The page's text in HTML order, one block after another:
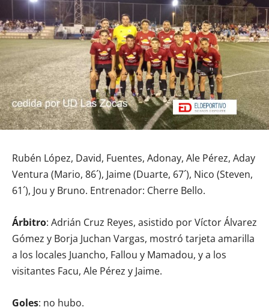
Rubén López, David, Fuentes, Adonay, Ale Pérez, Aday
Ventura (Mario, 86´), Jaime (Duarte, 67´), Nico (Steven,
61´), Jou y Bruno. Entrenador: Cherre Bello.
Árbitro: Adrián Cruz Reyes, asistido por Víctor Álvarez
Gómez y Borja Juchan Vargas, mostró tarjeta amarilla
a los locales Juancho, Fallou y Mamadou, y a los
visitantes Facu, Ale Pérez y Jaime.
Goles: no hubo.